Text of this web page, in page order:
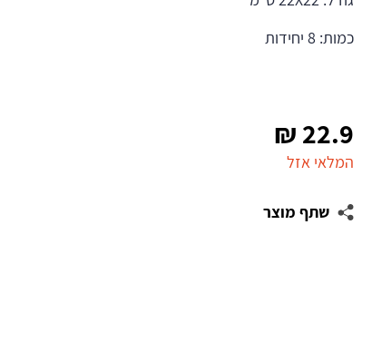
כמות: 8 יחידות
22.9
₪
המלאי אזל
שתף מוצר